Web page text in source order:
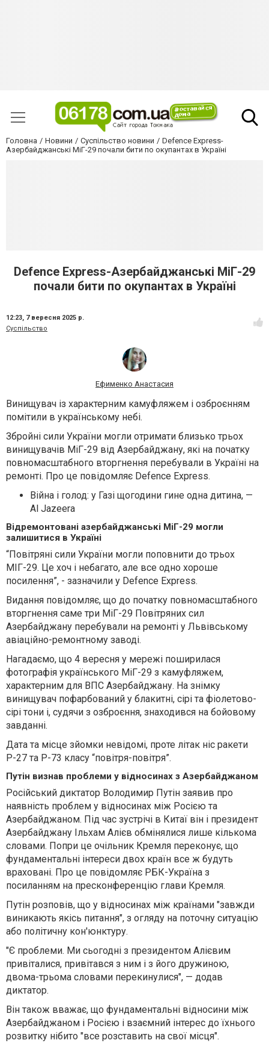
Головна Новини Суспільство новини
Defence Express-
Азербайджанські МіГ-29 почали бити по окупантах в Україні
Defence Express-Азербайджанські МіГ-29
почали бити по окупантах в Україні
12:23, 7 вересня 2025 р.
Суспільство
Ефименко Анастасия
Винищувач із характерним камуфляжем і озброєнням
помітили в українському небі.
Збройні сили України могли отримати близько трьох
винищувачів МіГ-29 від Азербайджану, які на початку
повномасштабного вторгнення перебували в Україні на
ремонті. Про це повідомляє Defence Express.
Війна і голод: у Газі щогодини гине одна дитина, —
Al Jazeera
Відремонтовані азербайджанські МіГ-29 могли
залишитися в Україні
“Повітряні сили України могли поповнити до трьох
МІГ-29. Це хоч і небагато, але все одно хороше
посилення”, - зазначили у Defence Express.
Видання повідомляє, що до початку повномасштабного
вторгнення саме три МіГ-29 Повітряних сил
Азербайджану перебували на ремонті у Львівському
авіаційно-ремонтному заводі.
Нагадаємо, що 4 вересня у мережі поширилася
фотографія українського МіГ-29 з камуфляжем,
характерним для ВПС Азербайджану. На знімку
винищувач пофарбований у блакитні, сірі та фіолетово-
сірі тони і, судячи з озброєння, знаходився на бойовому
завданні.
Дата та місце зйомки невідомі, проте літак ніс ракети
Р-27 та Р-73 класу “повітря-повітря”.
Путін визнав проблеми у відносинах з Азербайджаном
Російський диктатор Володимир Путін заявив про
наявність проблем у відносинах між Росією та
Азербайджаном. Під час зустрічі в Китаї він і президент
Азербайджану Ільхам Алієв обмінялися лише кількома
словами. Попри це очільник Кремля переконує, що
фундаментальні інтереси двох країн все ж будуть
враховані. Про це повідомляє РБК-Україна з
посиланням на пресконференцію глави Кремля.
Путін розповів, що у відносинах між країнами "завжди
виникають якісь питання", з огляду на поточну ситуацію
або політичну кон'юнктуру.
"Є проблеми. Ми сьогодні з президентом Алієвим
привіталися, привітався з ним і з його дружиною,
двома-трьома словами перекинулися", — додав
диктатор.
Він також вважає, що фундаментальні відносини між
Азербайджаном і Росією і взаємний інтерес до їхнього
розвитку нібито "все розставить на свої місця".